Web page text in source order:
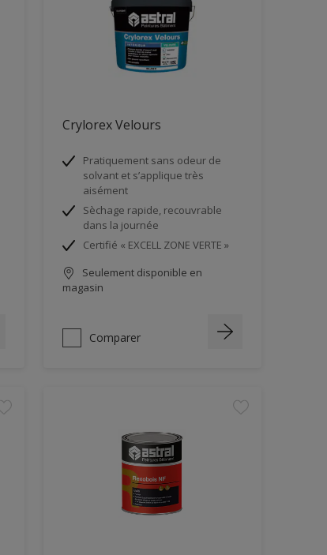
Crylorex Velours
Pratiquement sans odeur de
solvant et s’applique très
aisément
Sèchage rapide, recouvrable
dans la journée
Certifié « EXCELL ZONE VERTE »
Seulement disponible en
magasin
Comparer